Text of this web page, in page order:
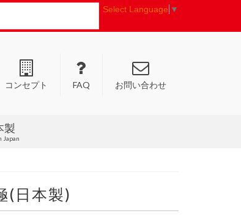
Select Language ▼
コンセプト FAQ お問い合わせ
製
Japan
(日本製)